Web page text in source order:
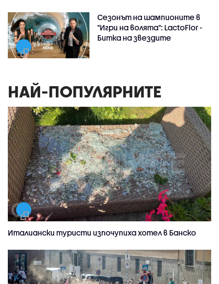
Сезонът на шампионите в
"Игри на волята": LactoFlor -
Битка на звездите
НАЙ-ПОПУЛЯРНИТЕ
Италиански туристи изпочупиха хотел в Банско